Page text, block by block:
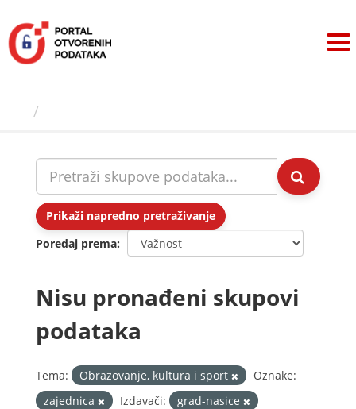
sadržaj
Prikaži napredno pretraživanje
Poredaj prema
Nisu pronađeni skupovi
podataka
Tema: Obrazovanje, kultura i sport
Oznake:
zajednica
Izdavači:
grad-nasice